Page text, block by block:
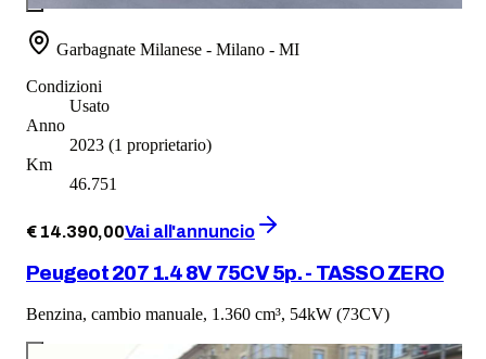
Garbagnate Milanese - Milano - MI
Condizioni
Usato
Anno
2023 (1 proprietario)
Km
46.751
€ 14.390,00Vai all'annuncio
Peugeot 207 1.4 8V 75CV 5p. - TASSO ZERO
Benzina, cambio manuale, 1.360 cm³, 54kW (73CV)